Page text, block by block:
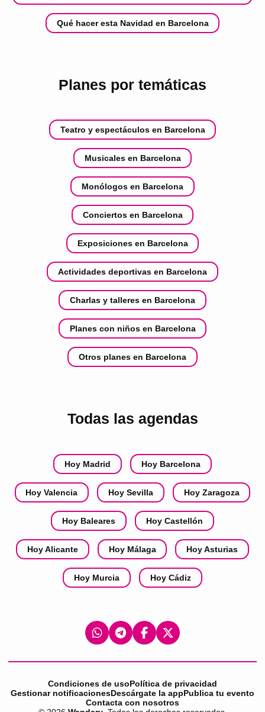
Qué hacer esta Navidad en Barcelona
Planes por temáticas
Teatro y espectáculos en Barcelona
Musicales en Barcelona
Monólogos en Barcelona
Conciertos en Barcelona
Exposiciones en Barcelona
Actividades deportivas en Barcelona
Charlas y talleres en Barcelona
Planes con niños en Barcelona
Otros planes en Barcelona
Todas las agendas
Hoy Madrid Hoy Barcelona
Hoy Valencia Hoy Sevilla Hoy Zaragoza
Hoy Baleares Hoy Castellón
Hoy Alicante Hoy Málaga Hoy Asturias
Hoy Murcia Hoy Cádiz
Condiciones de usoPolítica de privacidad
Gestionar notificacionesDescárgate la appPublica tu evento
Contacta con nosotros